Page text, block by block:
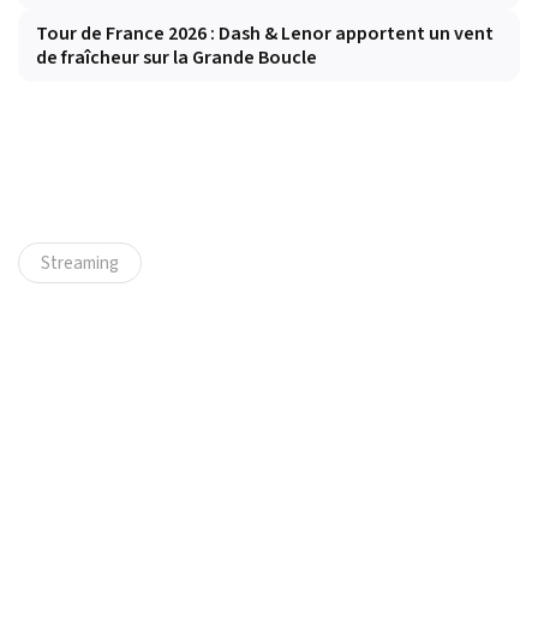
Tour de France 2026 : Dash & Lenor apportent un vent
de fraîcheur sur la Grande Boucle
Streaming